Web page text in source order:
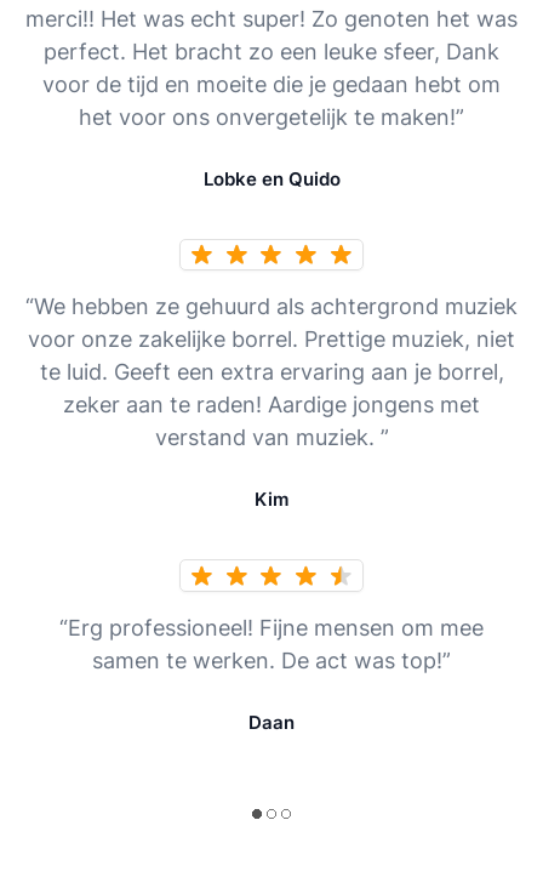
merci!! Het was echt super! Zo genoten het was
perfect. Het bracht zo een leuke sfeer, Dank
voor de tijd en moeite die je gedaan hebt om
het voor ons onvergetelijk te maken!”
Lobke en Quido
“We hebben ze gehuurd als achtergrond muziek
voor onze zakelijke borrel. Prettige muziek, niet
te luid. Geeft een extra ervaring aan je borrel,
zeker aan te raden! Aardige jongens met
verstand van muziek. ”
Kim
“Erg professioneel! Fijne mensen om mee
samen te werken. De act was top!”
Daan